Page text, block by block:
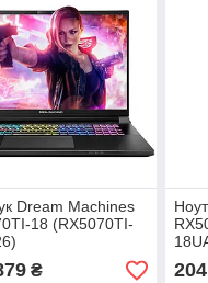
Dream Machines
18 (RX5070TI-
₴